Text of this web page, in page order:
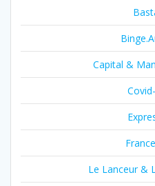
Capital &
Le Lanceur &